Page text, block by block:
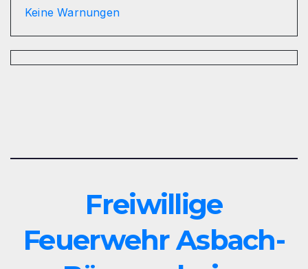
Keine Warnungen
Freiwillige
Feuerwehr Asbach-